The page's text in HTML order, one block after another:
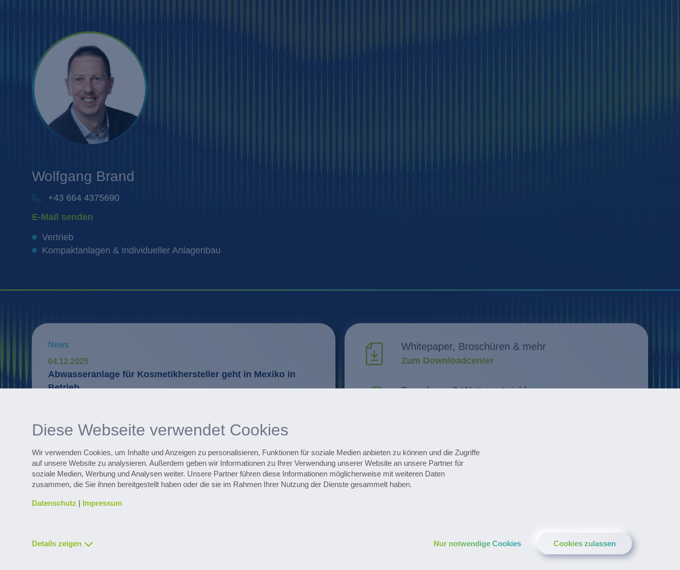
Diese Webseite verwendet Cookies
Wir verwenden Cookies, um Inhalte und Anzeigen zu personalisieren, Funktionen für soziale Medien anbieten zu können und die Zugriffe
auf unsere Website zu analysieren. Außerdem geben wir Informationen zu Ihrer Verwendung unserer Website an unsere Partner für
soziale Medien, Werbung und Analysen weiter. Unsere Partner führen diese Informationen möglicherweise mit weiteren Daten
zusammen, die Sie ihnen bereitgestellt haben oder die sie im Rahmen Ihrer Nutzung der Dienste gesammelt haben.
Datenschutz | Impressum
Details zeigen Nur notwendige Cookies Cookies zulassen
Wolfgang Brand
+43 664 4375690
E-Mail senden
Vertrieb
Kompaktanlagen & Individueller Anlagenbau
News
04.12.2025
Abwasseranlage für Kosmetikhersteller geht in Mexiko in
Betrieb
Anlagenbetrieb und liefert Hinweise zur Optimierung
Entdecken Sie zahlreiche Referenzprojekte
Whitepaper, Broschüren & mehr
Zum Downloadcenter
Forschung & Weiterentwicklung
Zu den Terminen
Zum Pharmaceutical Newsletter anmelden
YouTubeFacebookInstagram
XING